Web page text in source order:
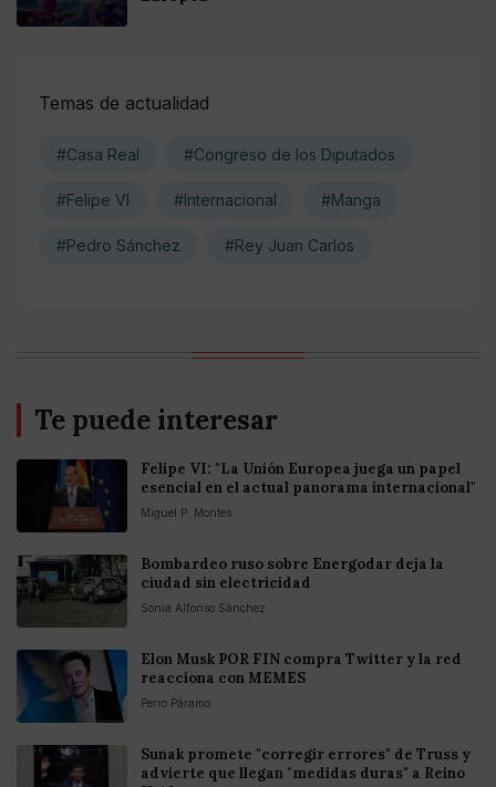
Temas de actualidad
#Casa Real #Congreso de los Diputados
#Felipe VI #Internacional #Manga
#Pedro Sánchez #Rey Juan Carlos
Te puede interesar
Felipe VI: "La Unión Europea juega un papel
esencial en el actual panorama internacional"
Miguel P. Montes
Bombardeo ruso sobre Energodar deja la
ciudad sin electricidad
Sonia Alfonso Sánchez
Elon Musk POR FIN compra Twitter y la red
reacciona con MEMES
Perro Páramo
Sunak promete "corregir errores" de Truss y
advierte que llegan "medidas duras" a Reino